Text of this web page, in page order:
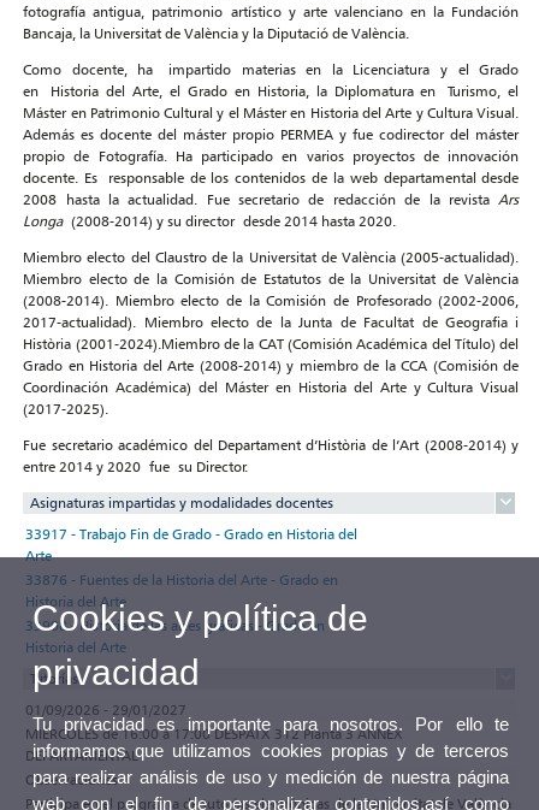
fotografía antigua, patrimonio artístico y arte valenciano en la Fundación
Bancaja, la Universitat de València y la Diputació de València.
Como docente, ha impartido materias en la Licenciatura y el Grado
en Historia del Arte, el Grado en Historia, la Diplomatura en Turismo, el
Máster en Patrimonio Cultural y el Máster en Historia del Arte y Cultura Visual.
Además es docente del máster propio PERMEA y fue codirector del máster
propio de Fotografía. Ha participado en varios proyectos de innovación
docente. Es responsable de los contenidos de la web departamental desde
2008 hasta la actualidad. Fue secretario de redacción de la revista Ars
Longa(2008-2014) y su director desde 2014 hasta 2020.
Miembro electo del Claustro de la Universitat de València (2005-actualidad).
Miembro electo de la Comisión de Estatutos de la Universitat de València
(2008-2014). Miembro electo de la Comisión de Profesorado (2002-2006,
2017-actualidad). Miembro electo de la Junta de Facultat de Geografia i
Història (2001-2024).Miembro de la CAT (Comisión Académica del Título) del
Grado en Historia del Arte (2008-2014) y miembro de la CCA (Comisión de
Coordinación Académica) del Máster en Historia del Arte y Cultura Visual
(2017-2025).
Fue secretario académico del Departament d’Història de l’Art (2008-2014) y
entre 2014 y 2020 fue su Director.
Asignaturas impartidas y modalidades docentes
33917 - Trabajo Fin de Grado - Grado en Historia del
Arte
33876 - Fuentes de la Historia del Arte - Grado en
Historia del Arte
33908 - Historia de las artes gráficas - Grado en
Historia del Arte
Tutorías
01/09/2026 - 29/01/2027
MIÉRCOLES de 16:00 a 17:00 DESPATX 312 Planta 3 ANNEX
DEPARTAMENTAL
Observaciones
Participa en el programa de tutorías electrónicas de la Universitat de València
Cookies y política de
privacidad
Tu privacidad es importante para nosotros. Por ello te
informamos que utilizamos cookies propias y de terceros
para realizar análisis de uso y medición de nuestra página
web con el fin de personalizar contenidos,así como